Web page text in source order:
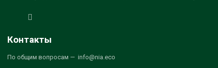
Контакты
По общим вопросам — info@nia.eco